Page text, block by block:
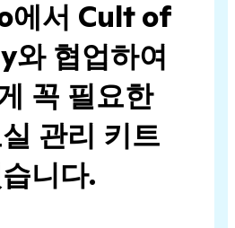
에서 Cult of
와 협업하여
꼭 필요한
관리 키트
니다.